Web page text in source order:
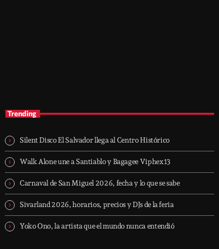
Trending
Silent Disco El Salvador llega al Centro Histórico
Walk Alone une a Santiablo y Bagagee Viphex13
Carnaval de San Miguel 2026, fecha y lo que se sabe
Sivarland 2026, horarios, precios y DJs de la feria
Yoko Ono, la artista que el mundo nunca entendió